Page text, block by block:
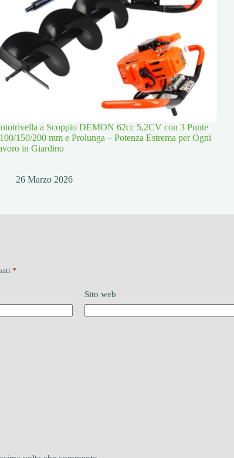
a Scoppio DEMON 62cc 5,2CV con 3 Punte
150/200 mm e Prolunga – Potenza Estrema per Ogni
in Giardino
26 Marzo 2026
*
Sito web